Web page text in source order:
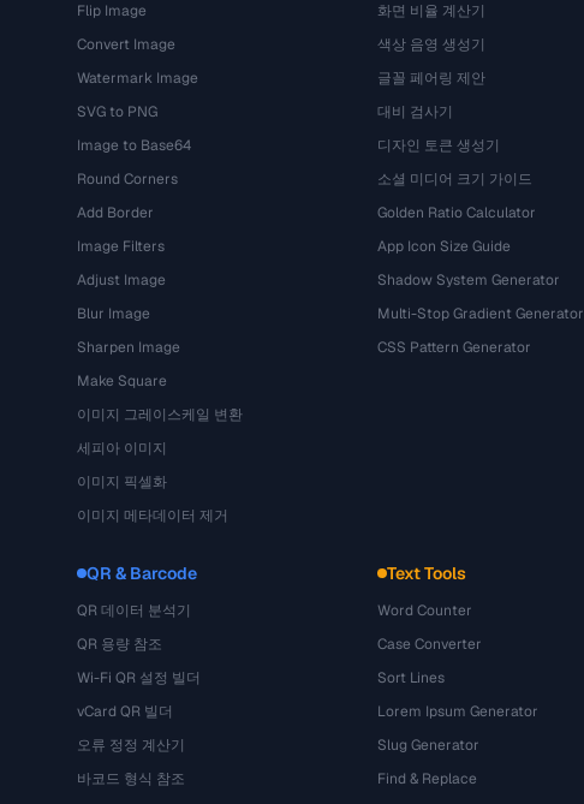
Flip Image
Convert Image
Watermark Image
SVG to PNG
Image to Base64
Round Corners
Add Border
Image Filters
Adjust Image
Blur Image
Sharpen Image
Make Square
이미지 그레이스케일 변환
세피아 이미지
이미지 픽셀화
이미지 메타데이터 제거
화면 비율 계산기
색상 음영 생성기
글꼴 페어링 제안
대비 검사기
디자인 토큰 생성기
소셜 미디어 크기 가이드
Golden Ratio Calculator
App Icon Size Guide
Shadow System Generator
Multi-Stop Gradient Generator
CSS Pattern Generator
QR & Barcode
QR 데이터 분석기
QR 용량 참조
Wi-Fi QR 설정 빌더
vCard QR 빌더
오류 정정 계산기
바코드 형식 참조
Text Tools
Word Counter
Case Converter
Sort Lines
Lorem Ipsum Generator
Slug Generator
Find & Replace